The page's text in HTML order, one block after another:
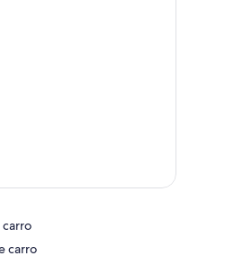
de carro
min de carro